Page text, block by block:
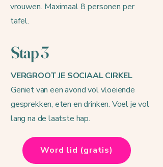
vrouwen. Maximaal 8 personen per
tafel.
Stap 3
VERGROOT JE SOCIAAL CIRKEL
Geniet van een avond vol vloeiende
gesprekken, eten en drinken. Voel je vol
lang na de laatste hap.
Word lid (gratis)